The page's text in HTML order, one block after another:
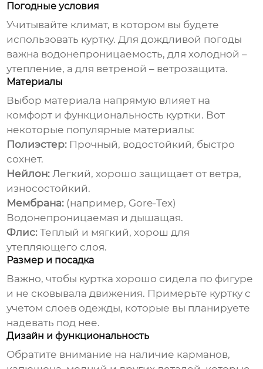
Погодные условия
Учитывайте климат, в котором вы будете
использовать куртку. Для дождливой погоды
важна водонепроницаемость, для холодной –
утепление, а для ветреной – ветрозащита.
Материалы
Выбор материала напрямую влияет на
комфорт и функциональность куртки. Вот
некоторые популярные материалы:
Полиэстер: Прочный, водостойкий, быстро
сохнет.
Нейлон: Легкий, хорошо защищает от ветра,
износостойкий.
Мембрана: (например, Gore-Tex)
Водонепроницаемая и дышащая.
Флис: Теплый и мягкий, хорош для
утепляющего слоя.
Размер и посадка
Важно, чтобы куртка хорошо сидела по фигуре
и не сковывала движения. Примерьте куртку с
учетом слоев одежды, которые вы планируете
надевать под нее.
Дизайн и функциональность
Обратите внимание на наличие карманов,